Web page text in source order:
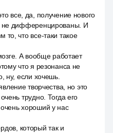
все, да, получение нового
не дифференцированы. И
то, что все-таки такое
А вообще работает
что я резонанса не
ну, если хочешь.
творчества, но это
трудно. Тогда его
хороший у нас
который так и